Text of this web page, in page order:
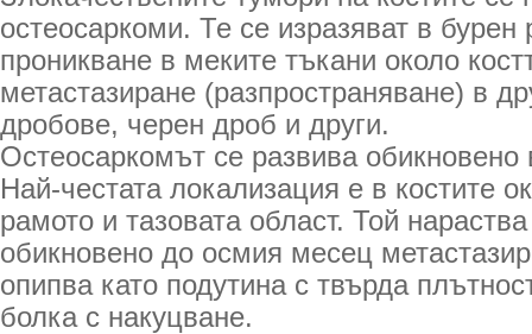
остеосаркоми. Те се изразяват в
проникване в меките тъкани около
метастазиране (разпространяване) в
дробове, черен дроб и други.
Остеосаркомът се развива обикновено
Най-честата локализация е в костите
рамото и тазовата област. Той
обикновено до осмия месец
опипва като подутина с твърда
болка с накуцване.